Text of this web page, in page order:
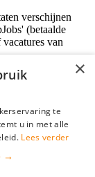
verschijnen
(betaalde
van
×
te
u in met alle
Lees verder
→